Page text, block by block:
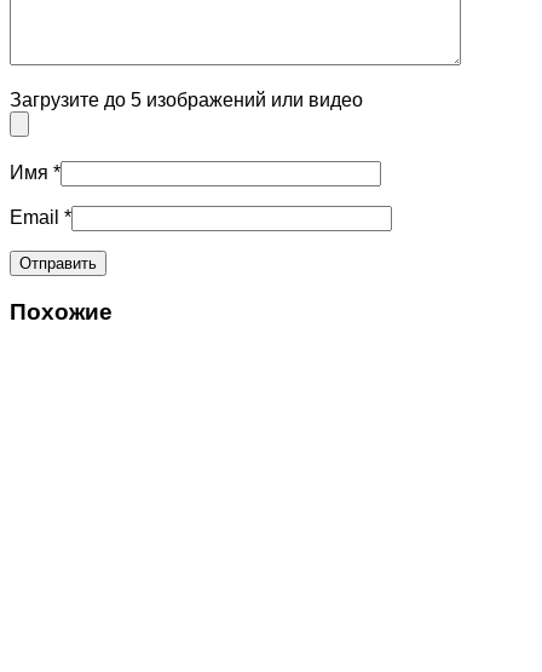
Загрузите до 5 изображений или видео
Имя *
Email *
Похожие